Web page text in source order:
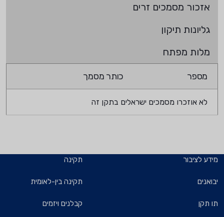
אזכור מסמכים זרים
גליונות תיקון
מלות מפתח
מספר כותר מסמך
לא אוזכרו מסמכים ישראלים בתקן זה
מידע לציבור
יבואנים
תו תקן
תקינה
תקינה בין-לאומית
קבלנים ויזמים